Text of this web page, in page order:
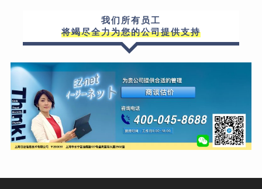
我们所有员工
将竭尽全力为您的公司提供支持